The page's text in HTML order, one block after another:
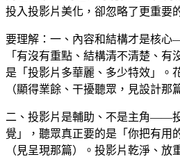
投入投影片美化，卻忽略了更重要
要理解：一、內容和結構才是核
「有沒有重點、結構清不清楚、有
是「投影片多華麗、多少特效」。
（顯得業餘、干擾聽眾，見設計那
二、投影片是輔助、不是主角——
覺」，聽眾真正要的是「你把有用
（見呈現那篇）。投影片乾淨、放